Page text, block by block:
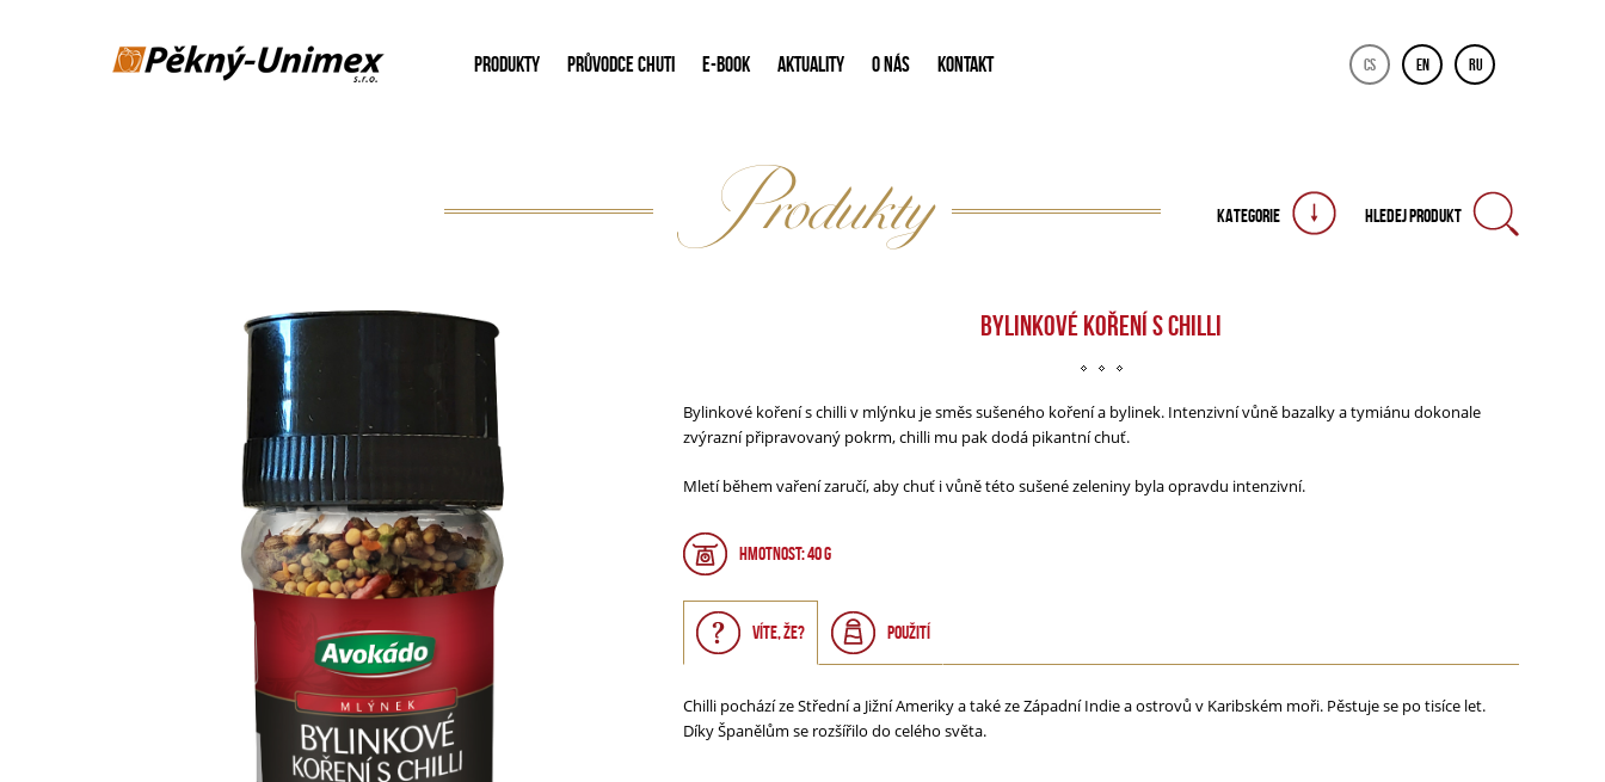
CS EN RU
PRODUKTY PRŮVODCE CHUTI E-BOOK AKTUALITY O NÁS KONTAKT
Produkty KATEGORIE HLEDEJ PRODUKT
BYLINKOVÉ KOŘENÍ S CHILLI
Bylinkové koření s chilli v mlýnku je směs sušeného koření a bylinek. Intenzivní vůně bazalky a tymiánu dokonale
zvýrazní připravovaný pokrm, chilli mu pak dodá pikantní chuť.
Mletí během vaření zaručí, aby chuť i vůně této sušené zeleniny byla opravdu intenzivní.
HMOTNOST: 40 g
Víte, že? Použití
Chilli pochází ze Střední a Jižní Ameriky a také ze Západní Indie a ostrovů v Karibském moři. Pěstuje se po tisíce let.
Díky Španělům se rozšířilo do celého světa.